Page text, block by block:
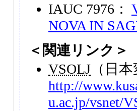
IAUC 7976：
NOVA IN
＜関連リンク＞
VSOLJ （日
http://
u.ac.jp/vsnet/